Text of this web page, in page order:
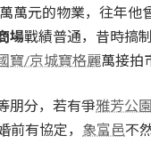
元的物業，往年他
場戰績普通，昔時搞
寶/京城寶格麗萬接拍
朋分，若有爭雅芳公
前有協定， 象富邑不